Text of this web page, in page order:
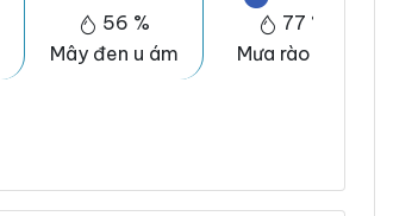
56 %
Mây đen u ám
77 %
Mưa rào nhẹ